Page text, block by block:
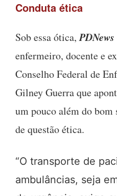
Conduta ética
Sob essa ótica,PDNews
enfermeiro, docente e
Conselho Federal de
Gilney Guerra que
um pouco além do bom
de questão ética.
“O transporte de
ambulâncias, seja